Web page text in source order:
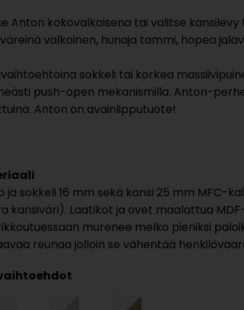
Anton kokovalkoisena tai valitse kansilevy
valkoinen, hunaja tammi, hopea
sokkeli tai korkea
push-open mekanismilla. Anton-
Anton on avainlipputuote!
ja sokkeli 16 mm sekä kansi 25 mm MFC-
kansiväri). Laatikot ja ovet maalattua
murenee melko pieniksi
reunaa jolloin se vähentää